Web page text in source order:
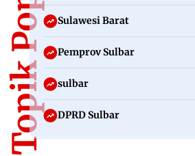
Sulawesi Barat
Pemprov Sulbar
sulbar
DPRD Sulbar